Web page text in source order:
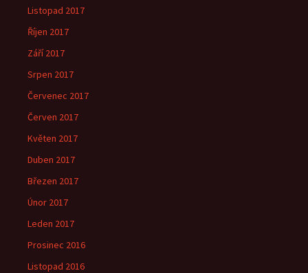
Listopad 2017
Říjen 2017
Září 2017
Srpen 2017
Červenec 2017
Červen 2017
Květen 2017
Duben 2017
Březen 2017
Únor 2017
Leden 2017
Prosinec 2016
Listopad 2016